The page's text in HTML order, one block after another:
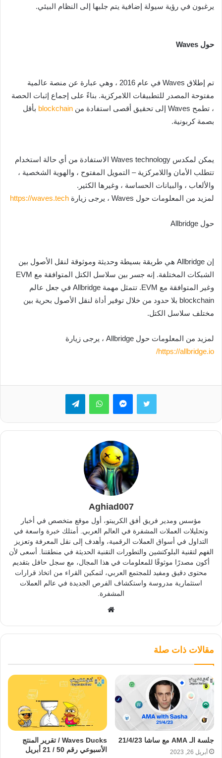
يرغبون في رؤية سيولة إضافية يتم جلبها إلى النظام البيئي.
حول Waves
تم إطلاق Waves في عام 2016 ، وهي عبارة عن منصة عالمية
مفتوحة المصدر للتطبيقات اللامركزية. بناءً على إجماع إثبات الحصة
، تطمح Waves إلى تحقيق أقصى استفادة من
blockchain بأقل
بصمة كربونية.
يمكن لمكدس Waves technology الاستفادة من أي حالة استخدام
تتطلب الأمان واللامركزية – التمويل المفتوح ، والهوية الشخصية ،
والألعاب ، والبيانات الحساسة ، وغيرها الكثير.
لمزيد من المعلومات حول Waves ، يرجى زيارة
https://waves.tech
حول Allbridge
إن Allbridge هي طريقة بسيطة وحديثة وموثوقة لنقل الأصول بين
الشبكات المختلفة. إنه جسر بين سلاسل الكتل المتوافقة مع EVM
وغير المتوافقة مع EVM. تتمثل مهمة Allbridge في جعل عالم
blockchain بلا حدود من خلال توفير أداة لنقل الأصول بحرية بين
مختلف سلاسل الكتل.
لمزيد من المعلومات حول Allbridge ، يرجى زيارة
https://allbridge.io/
تويتر ماسنجرواتساب تيلقرام
Aghiad007
مؤسس ومدير فريق أفق الكريبتو، أول موقع متخصص في أخبار
وتحليلات العملات المشفرة في العالم العربي. أمتلك خبرة واسعة في
التداول في أسواق العملات الرقمية، وأهدف إلى نقل المعرفة وتعزيز
الفهم لتقنية البلوكتشين والتطورات التقنية الحديثة في منطقتنا. أسعى لأن
أكون مصدرًا موثوقًا للمعلومات في هذا المجال، مع سجل حافل بتقديم
محتوى دقيق ومفيد للمجتمع العربي، لتمكين القراء من اتخاذ قرارات
استثمارية مدروسة واستكشاف الفرص الجديدة في عالم العملات
المشفرة.
مقالات ذات صلة
جلسة الـ AMA مع ساشا 21/4/23
أبريل 26, 2023
Waves Ducks / تقرير المنتج
الأسبوعي رقم 50 / 21 أبريل